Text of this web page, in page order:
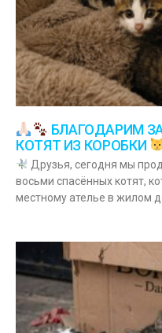
БЛАГОДАРИМ
КОТЯТ ИЗ КОРОБКИ
Друзья, сегодня мы
восьми спасённых котят,
местному ателье в жилом